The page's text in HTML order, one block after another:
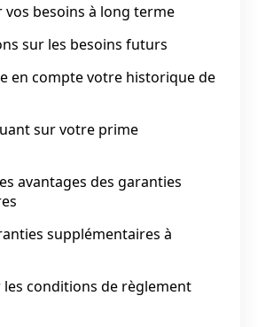
vos besoins à long terme
sur les besoins futurs
en compte votre historique de
sur votre prime
avantages des garanties
supplémentaires à
les conditions de règlement